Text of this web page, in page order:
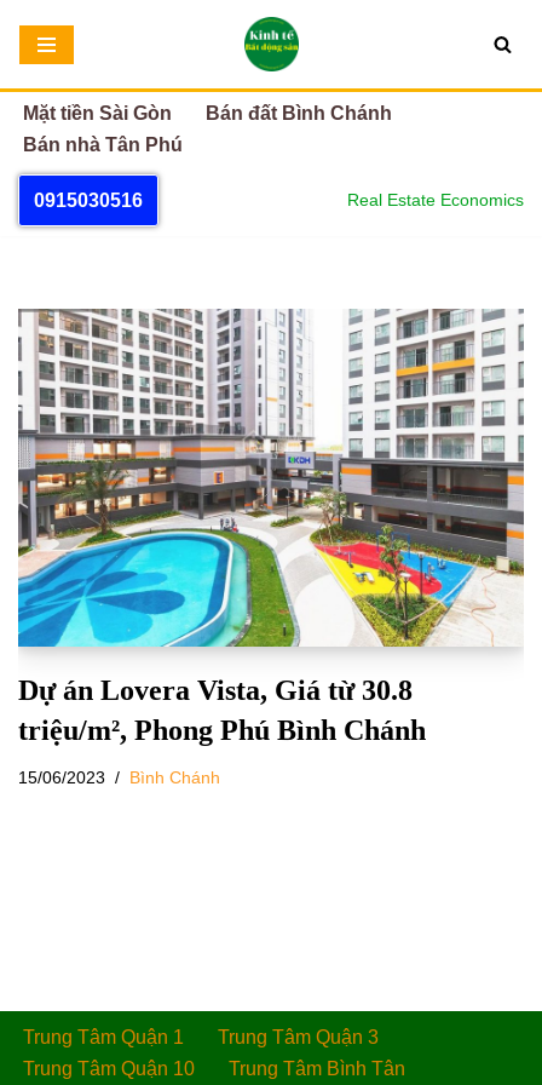
Chuyển
tới
nội
dung
Mặt tiền Sài Gòn
Bán đất Bình Chánh
Bán nhà Tân Phú
0915030516 Real Estate Economics
Dự án Lovera Vista, Giá từ 30.8
triệu/m², Phong Phú Bình Chánh
15/06/2023 Bình Chánh
Trung Tâm Quận 1
Trung Tâm Quận 3
Trung Tâm Quận 10
Trung Tâm Bình Tân